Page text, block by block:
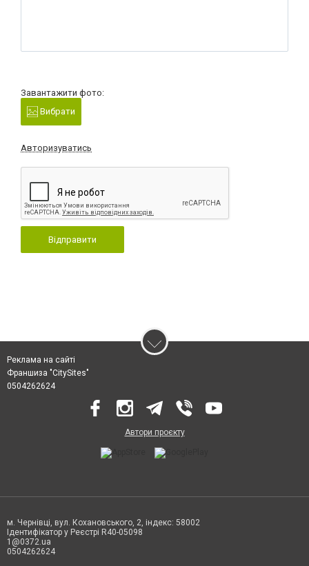
Завантажити фото:
Вибрати
Авторизуватись
Відправити
Реклама на сайті
Франшиза "CitySites"
0504262624
Автори проєкту
м. Чернівці, вул. Кохановського, 2, індекс: 58002
Ідентифікатор у Реєстрі R40-05098
1@0372.ua
0504262624